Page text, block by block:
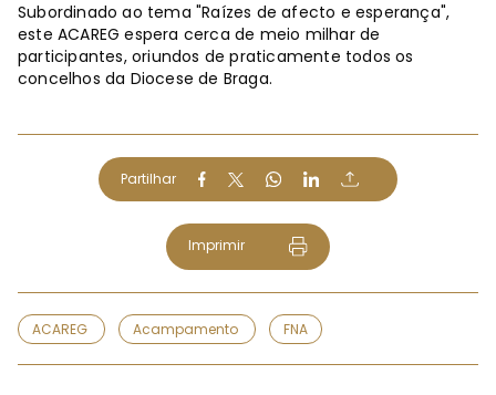
Subordinado ao tema "Raízes de afecto e esperança",
este ACAREG espera cerca de meio milhar de
participantes, oriundos de praticamente todos os
concelhos da Diocese de Braga.
Partilhar
Imprimir
ACAREG Acampamento FNA